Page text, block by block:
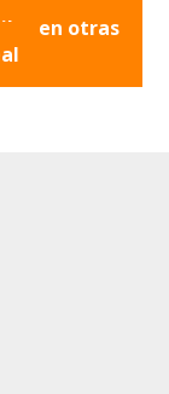
en otras